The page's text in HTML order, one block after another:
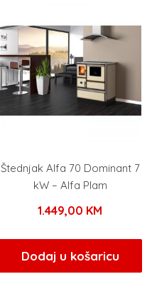
Štednjak Alfa 70 Dominant 7
kW – Alfa Plam
1.449,00 KM
Dodaj u košaricu